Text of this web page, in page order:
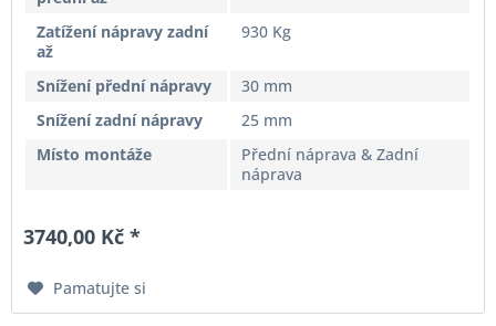
Zatížení nápravy zadní
až
930 Kg
Snížení přední nápravy
30 mm
Snížení zadní nápravy
25 mm
Místo montáže
Přední náprava & Zadní
náprava
3740,00 Kč *
Pamatujte si